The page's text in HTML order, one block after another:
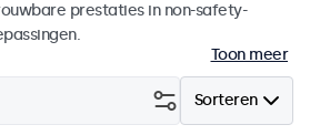
prestaties in non-safety-
Toon meer
Sorteren